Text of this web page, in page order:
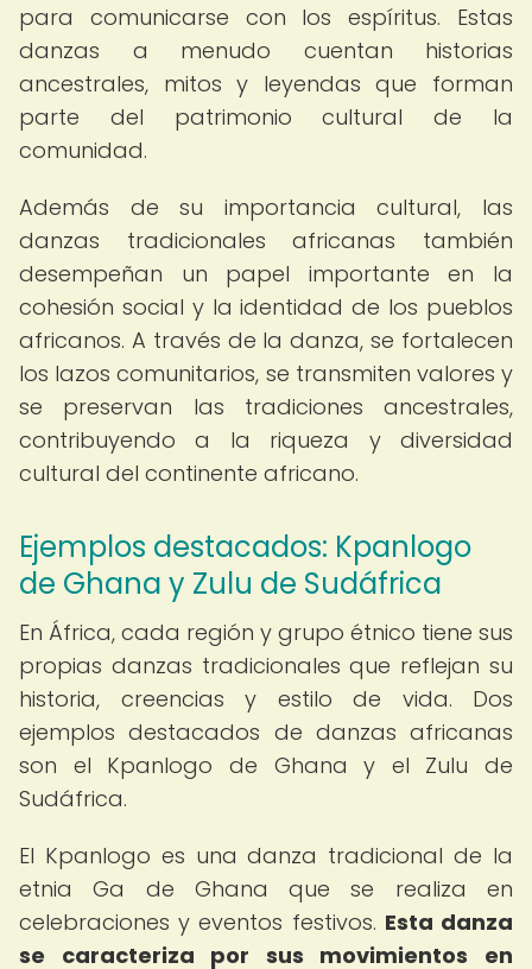
para comunicarse con los espíritus. Estas
danzas a menudo cuentan historias
ancestrales, mitos y leyendas que forman
parte del patrimonio cultural de la
comunidad.
Además de su importancia cultural, las
danzas tradicionales africanas también
desempeñan un papel importante en la
cohesión social y la identidad de los pueblos
africanos. A través de la danza, se fortalecen
los lazos comunitarios, se transmiten valores y
se preservan las tradiciones ancestrales,
contribuyendo a la riqueza y diversidad
cultural del continente africano.
Ejemplos destacados: Kpanlogo
de Ghana y Zulu de Sudáfrica
En África, cada región y grupo étnico tiene sus
propias danzas tradicionales que reflejan su
historia, creencias y estilo de vida. Dos
ejemplos destacados de danzas africanas
son el Kpanlogo de Ghana y el Zulu de
Sudáfrica.
El Kpanlogo es una danza tradicional de la
etnia Ga de Ghana que se realiza en
celebraciones y eventos festivos. Esta danza
se caracteriza por sus movimientos en